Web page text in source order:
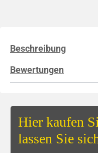
Beschreibung
Bewertungen
Hier kaufen
lassen Sie